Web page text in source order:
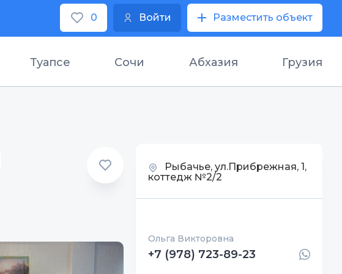
0 Войти Разместить объект
Туапсе Сочи Абхазия Грузия
Рыбачье, ул.Прибрежная, 1,
коттедж №2/2
Ольга Викторовна
+7 (978) 723-89-23